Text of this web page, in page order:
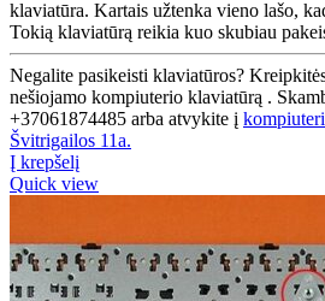
klaviatūra. Kartais užtenka vieno lašo,
Tokią klaviatūrą reikia kuo skubiau
Negalite pasikeisti klaviatūros?
nešiojamo kompiuterio klaviatūrą .
+37061874485 arba atvykite į
Švitrigailos 11a.
Į krepšelį
Quick view